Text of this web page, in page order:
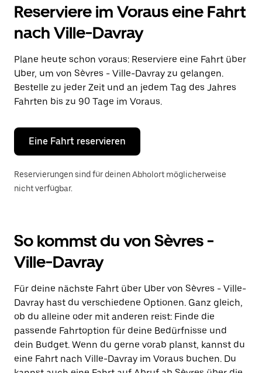
Kalender
interagieren
ein
Datum
auszuwählen.
Drücke
die
Escape-
um
den
Kalender
schließen.
Reserviere im Voraus eine Fahrt
nach Ville-Davray
Plane heute schon voraus: Reserviere eine Fahrt über
Uber, um von Sèvres - Ville-Davray zu gelangen.
Bestelle zu jeder Zeit und an jedem Tag des Jahres
Fahrten bis zu 90 Tage im Voraus.
Eine Fahrt reservieren
Reservierungen sind für deinen Abholort möglicherweise
nicht verfügbar.
So kommst du von Sèvres -
Ville-Davray
Für deine nächste Fahrt über Uber von Sèvres - Ville-
Davray hast du verschiedene Optionen. Ganz gleich,
ob du alleine oder mit anderen reist: Finde die
passende Fahrtoption für deine Bedürfnisse und
dein Budget. Wenn du gerne vorab planst, kannst du
eine Fahrt nach Ville-Davray im Voraus buchen. Du